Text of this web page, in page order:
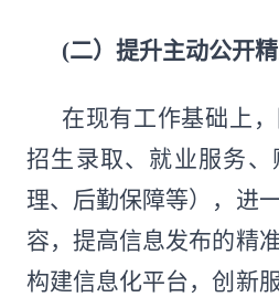
(二） 提升主动公开
在现有工作基础上
招生录取、就业服务
理、后勤保障等），进
容，提高信息发布的精
构建信息化平台，创新